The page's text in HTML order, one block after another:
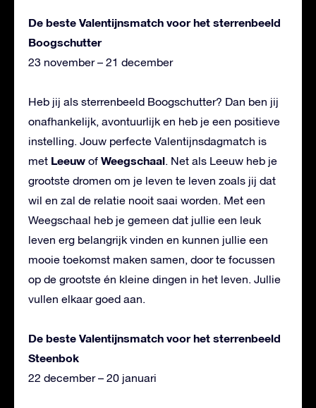
De beste Valentijnsmatch voor het sterrenbeeld
Boogschutter
23 november – 21 december
Heb jij als sterrenbeeld Boogschutter? Dan ben jij
onafhankelijk, avontuurlijk en heb je een positieve
instelling. Jouw perfecte Valentijnsdagmatch is
met Leeuw of Weegschaal. Net als Leeuw heb je
grootste dromen om je leven te leven zoals jij dat
wil en zal de relatie nooit saai worden. Met een
Weegschaal heb je gemeen dat jullie een leuk
leven erg belangrijk vinden en kunnen jullie een
mooie toekomst maken samen, door te focussen
op de grootste én kleine dingen in het leven. Jullie
vullen elkaar goed aan.
De beste Valentijnsmatch voor het sterrenbeeld
Steenbok
22 december – 20 januari